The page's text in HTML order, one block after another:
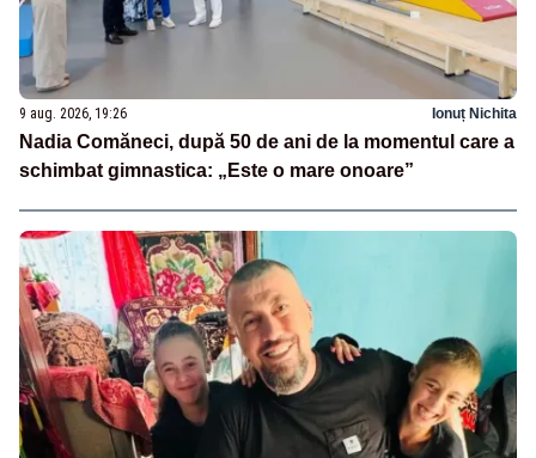
9 aug. 2026, 19:26 Ionuț Nichita
Nadia Comăneci, după 50 de ani de la momentul care a
schimbat gimnastica: „Este o mare onoare”